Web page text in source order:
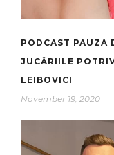
PODCAST PAUZA
JUCĂRIILE
LEIBOVICI
November 19, 2020